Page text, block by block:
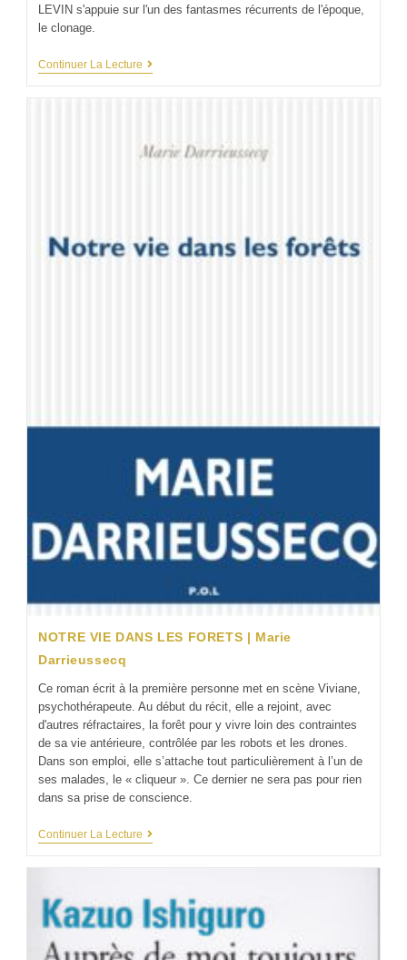
LEVIN s'appuie sur l'un des fantasmes récurrents de l'époque,
le clonage.
Continuer La Lecture
NOTRE VIE DANS LES FORETS | Marie
Darrieussecq
Ce roman écrit à la première personne met en scène Viviane,
psychothérapeute. Au début du récit, elle a rejoint, avec
d'autres réfractaires, la forêt pour y vivre loin des contraintes
de sa vie antérieure, contrôlée par les robots et les drones.
Dans son emploi, elle s’attache tout particulièrement à l’un de
ses malades, le « cliqueur ». Ce dernier ne sera pas pour rien
dans sa prise de conscience.
Continuer La Lecture